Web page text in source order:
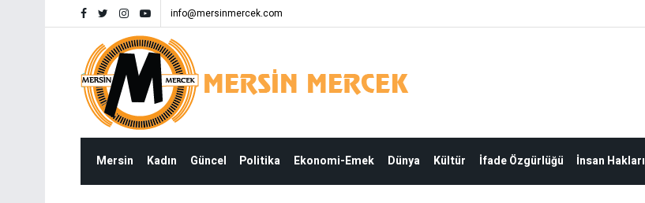
info@mersinmercek.com
Mersin Kadın Güncel Politika Ekonomi-Emek Dünya Kültür İfade Özgürlüğü İnsan Hakları